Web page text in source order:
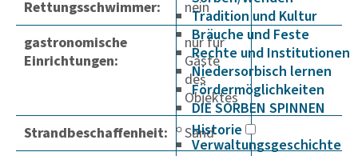
Tradition und Kultur
Bräuche und Feste
Rechte und Institutionen
Niedersorbisch lernen
Fördermöglichkeiten
DIE SORBEN SPINNEN
Historie
Verwaltungsgeschichte
Rettungsschwimmer:
nein
gastronomische
Einrichtungen:
nur für
Gäste
des
Objektes
Strandbeschaffenheit:
Sand